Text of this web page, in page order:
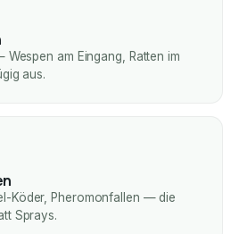
am Eingang, Ratten im
aus.
Köder, Pheromonfallen — die
Sprays.